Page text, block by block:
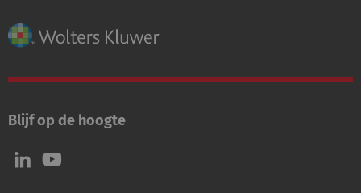
Blijf op de hoogte
Volg
ons
Volg
ons